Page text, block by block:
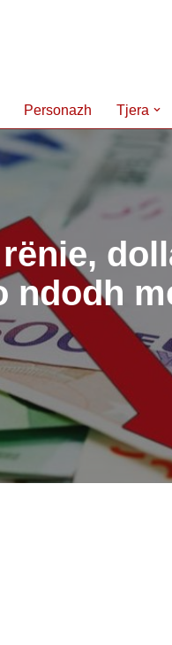
Personazh Tjera
ndodh